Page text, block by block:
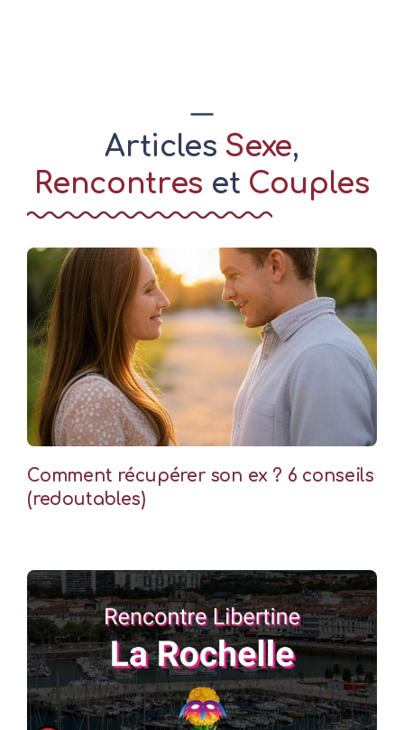
Articles Sexe,
Rencontres et Couples
Comment récupérer son ex ? 6 conseils
(redoutables)